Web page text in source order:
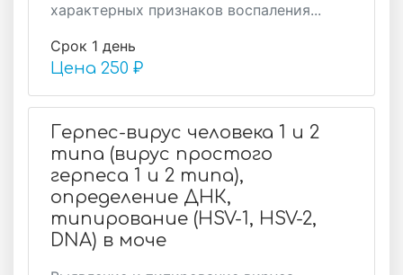
характерных признаков воспаления...
Срок 1 день
Цена 250 ₽
Герпес-вирус человека 1 и 2
типа (вирус простого
герпеса 1 и 2 типа),
определение ДНК,
типирование (HSV-1, HSV-2,
DNA) в моче